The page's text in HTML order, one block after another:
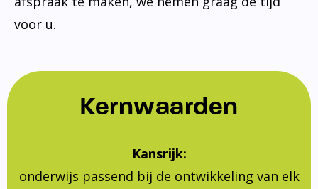
voor u.
Kernwaarden
Kansrijk:
onderwijs passend bij de ontwikkeling van elk